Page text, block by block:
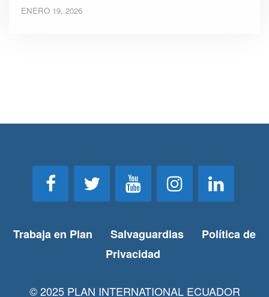
ENERO 19, 2026
Trabaja en Plan Salvaguardias
Política de
Privacidad
© 2025 PLAN INTERNATIONAL ECUADOR